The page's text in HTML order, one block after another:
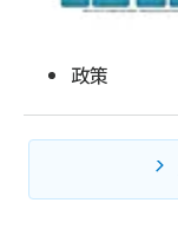
政策